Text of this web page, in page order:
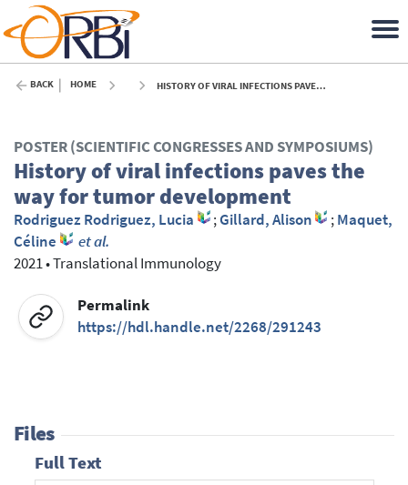
BACK HOME HISTORY OF VIRAL INFECTIONS PAVES THE WAY FOR TUMOR DEVELOPMENT - 2021
POSTER (SCIENTIFIC CONGRESSES AND SYMPOSIUMS)
History of viral infections paves the
way for tumor development
Rodriguez Rodriguez, Lucia ;Gillard, Alison ;Maquet,
Céline
et al.
2021•Translational Immunology
Permalink
https://hdl.handle.net/2268/291243
Files
Full Text